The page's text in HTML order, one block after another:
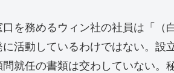
口を務めるウィン社の社員は「（
活動しているわけではない。設
問就任の書類は交わしていない。